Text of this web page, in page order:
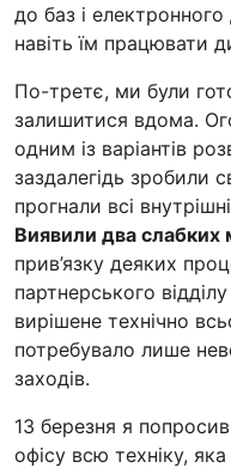
до баз і
навіть їм працювати
По-третє, ми були
залишитися вдома.
одним із варіантів
заздалегідь зробили
прогнали всі
Виявили два слабких
прив’язку деяких
партнерського
вирішене технічно
потребувало лише
заходів.
13 березня я
офісу всю техніку, яка